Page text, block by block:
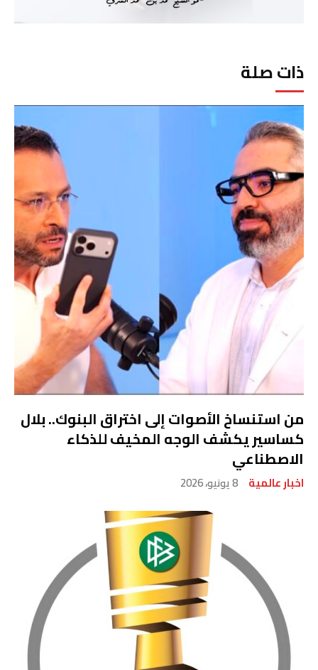
ذات صلة
من استنساخ الأصوات إلى اختراق البنوك.. بلال
كساسير يكشف الوجه المخيف للذكاء
الاصطناعي
اخبار عالمية 8 يونيو، 2026